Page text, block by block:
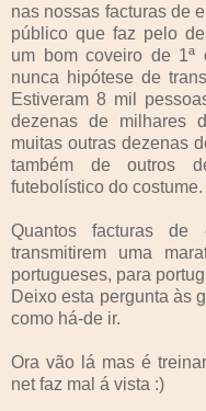
nas nossas facturas de
público que faz pelo
um bom coveiro de 1ª
nunca hipótese de
Estiveram 8 mil
dezenas de milhares
muitas outras dezenas
também de outros
futebolístico do costume.
Quantos facturas de
transmitirem uma
portugueses, para
Deixo esta pergunta às
como há-de ir.
Ora vão lá mas é
net faz mal á vista :)